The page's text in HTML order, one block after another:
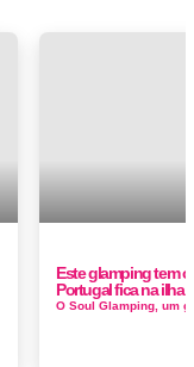
Este glamping tem
Portugal fica na ilha